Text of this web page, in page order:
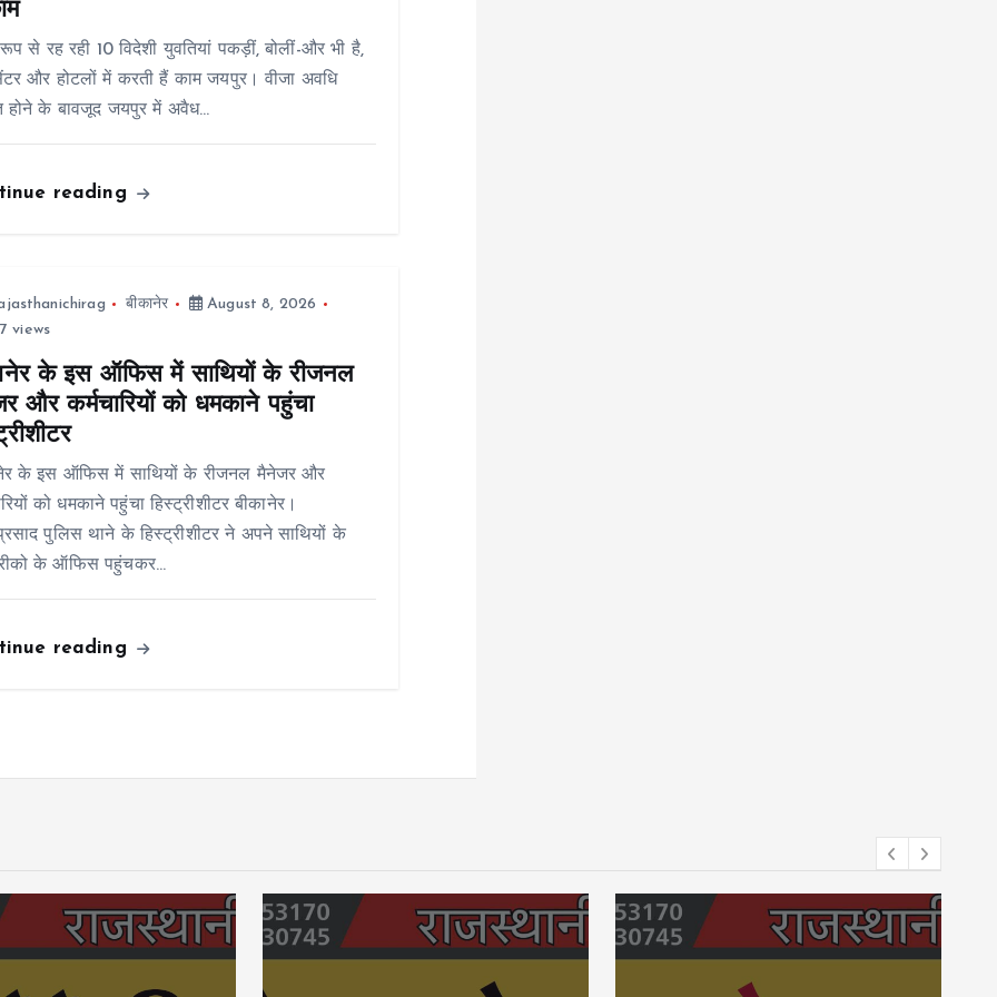
से रह रही 10 विदेशी युवतियां पकड़ीं, बोलीं-और भी है,
और होटलों में करती हैं काम जयपुर। वीजा अवधि
होने के बावजूद जयपुर में अवैध…
reading
बीकानेर
August 8, 2026
views
के इस ऑफिस में साथियों के रीजनल
और कर्मचारियों को धमकाने पहुंचा
के इस ऑफिस में साथियों के रीजनल मैनेजर और
को धमकाने पहुंचा हिस्ट्रीशीटर बीकानेर।
पुलिस थाने के हिस्ट्रीशीटर ने अपने साथियों के
के ऑफिस पहुंचकर…
reading